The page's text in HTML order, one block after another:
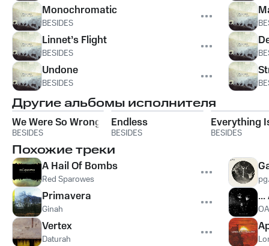
Monochromatic
BESIDES
Linnet’s Flight
BESIDES
Undone
BESIDES
Другие альбомы исполнителя
We Were So Wrong
BESIDES
Endless
BESIDES
Everything
BESIDES
Похожие треки
A Hail Of Bombs
Red Sparowes
Primavera
Ginah
Vertex
Daturah